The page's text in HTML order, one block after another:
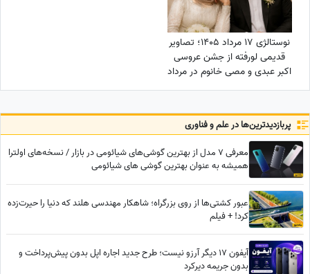
نوستالژی 17 مرداد 1405؛ تصاویر
قدیمی لورفته از جشن عروسی
اکبر عبدی و مصی خانوم در مرداد
1365
پربازدید‌ترین‌ها در علم و فناوری
معرفی 7 مدل از بهترین گوشی‌های شیائومی در بازار / نسخه‌های اولترا
همیشه به عنوان بهترین گوشی های شیائومی
عبور کشتی‌ها از روی بزرگراه؛ شاهکار مهندسی هلند که دنیا را حیرت‌زده
کرد! + فیلم
آیفون 17 دیگر آرزو نیست؛ طرح جدید اجاره اپل بدون پیش‌پرداخت و
بدون جریمه دیرکرد